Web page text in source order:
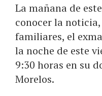
La mañana de
conocer la
familiares, el
la noche de este
9:30 horas en su
Morelos.